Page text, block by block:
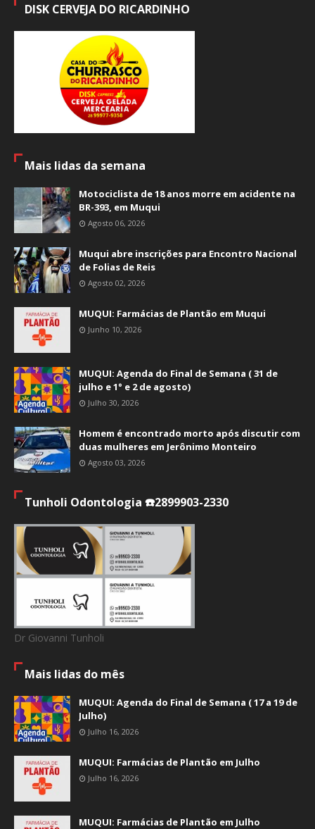
DISK CERVEJA DO RICARDINHO
Mais lidas da semana
Motociclista de 18 anos morre em acidente na
BR-393, em Muqui
Agosto 06, 2026
Muqui abre inscrições para Encontro Nacional
de Folias de Reis
Agosto 02, 2026
MUQUI: Farmácias de Plantão em Muqui
Junho 10, 2026
MUQUI: Agenda do Final de Semana ( 31 de
julho e 1° e 2 de agosto)
Julho 30, 2026
Homem é encontrado morto após discutir com
duas mulheres em Jerônimo Monteiro
Agosto 03, 2026
Tunholi Odontologia ☎️2899903-2330
Dr Giovanni Tunholi
Mais lidas do mês
MUQUI: Agenda do Final de Semana ( 17 a 19 de
Julho)
Julho 16, 2026
MUQUI: Farmácias de Plantão em Julho
Julho 16, 2026
MUQUI: Farmácias de Plantão em Julho